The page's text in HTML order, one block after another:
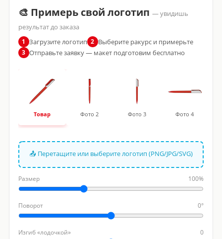
🎨 Примерь свой логотип — увидишь
результат до заказа
1 Загрузите логотип 2 Выберите ракурс и примерьте
3 Отправьте заявку — макет подготовим бесплатно
Товар Фото 2 Фото 3 Фото 4
📤 Перетащите или выберите логотип (PNG/JPG/SVG)
Размер 100%
Поворот 0°
Изгиб «лодочкой» 0